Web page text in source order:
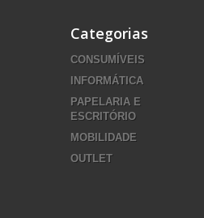
Categorias
CONSUMÍVEIS
INFORMÁTICA
PAPELARIA E
ESCRITÓRIO
MOBILIDADE
OUTLET